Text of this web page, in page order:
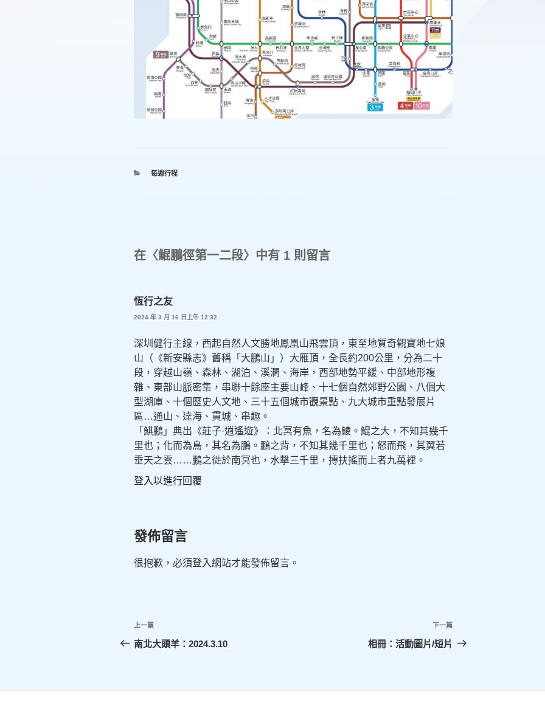
分
每週行程
在〈鯤鵬徑第一二段〉中有 1 則留言
恆行之友
2024 年 3 月 16 日上午 12:32
深圳健行主線，西起自然人文勝地鳳凰山飛雲頂，東至地質奇觀寶地七娘
山（《新安縣志》舊稱「大鵬山」）大雁頂，全長約200公里，分為二十
段，穿越山嶺、森林、湖泊、溪澗、海岸，西部地勢平緩、中部地形複
雜、東部山脈密集，串聯十餘座主要山峰、十七個自然郊野公園、八個大
型湖庫、十個歷史人文地、三十五個城市觀景點、九大城市重點發展片
區…通山、達海、貫城、串趣。
「鯕鵬」典出《莊子·逍遙遊》：北冥有魚，名為鯪。鯤之大，不知其幾千
里也；化而為鳥，其名為鵬。鵬之背，不知其幾千里也；怒而飛，其翼若
垂天之雲……鵬之徙於南冥也，水擊三千里，摶扶搖而上者九萬裡。
登入以進行回覆
發佈留言
很抱歉，必須登入網站才能發佈留言。
文
章
上
一
上一篇
南北大頭羊：2024.3.10
下
一
下一篇
相冊：活動圖片/短片